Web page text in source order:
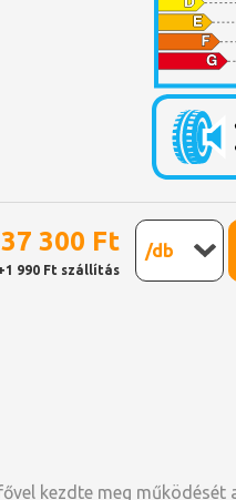
37 300 Ft
990 Ft szállítás
/db
kezdte meg működését